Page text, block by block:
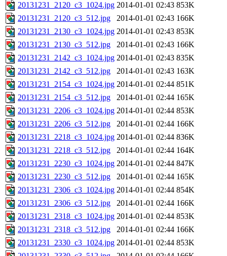
20131231_2120_c3_1024.jpg 2014-01-01 02:43 853K
20131231_2120_c3_512.jpg
2014-01-01 02:43 166K
20131231_2130_c3_1024.jpg 2014-01-01 02:43 853K
20131231_2130_c3_512.jpg
2014-01-01 02:43 166K
20131231_2142_c3_1024.jpg 2014-01-01 02:43 835K
20131231_2142_c3_512.jpg
2014-01-01 02:43 163K
20131231_2154_c3_1024.jpg 2014-01-01 02:44 851K
20131231_2154_c3_512.jpg
2014-01-01 02:44 165K
20131231_2206_c3_1024.jpg 2014-01-01 02:44 853K
20131231_2206_c3_512.jpg
2014-01-01 02:44 166K
20131231_2218_c3_1024.jpg 2014-01-01 02:44 836K
20131231_2218_c3_512.jpg
2014-01-01 02:44 164K
20131231_2230_c3_1024.jpg 2014-01-01 02:44 847K
20131231_2230_c3_512.jpg
2014-01-01 02:44 165K
20131231_2306_c3_1024.jpg 2014-01-01 02:44 854K
20131231_2306_c3_512.jpg
2014-01-01 02:44 166K
20131231_2318_c3_1024.jpg 2014-01-01 02:44 853K
20131231_2318_c3_512.jpg
2014-01-01 02:44 166K
20131231_2330_c3_1024.jpg 2014-01-01 02:44 853K